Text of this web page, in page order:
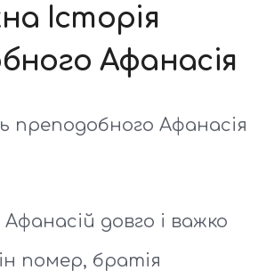
Історія
Афанасія
преподобного Афанасія
довго і важко
помер, братія